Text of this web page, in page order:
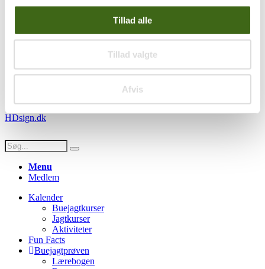
Tillad alle
Tillad valgte
Afvis
Persondatapolitik
Youtube
© Copyright FADB - All Rights Reserved -Hjemmeside design af
HDsign.dk
Menu
Medlem
Kalender
Buejagtkurser
Jagtkurser
Aktiviteter
Fun Facts
Buejagtprøven
Lærebogen